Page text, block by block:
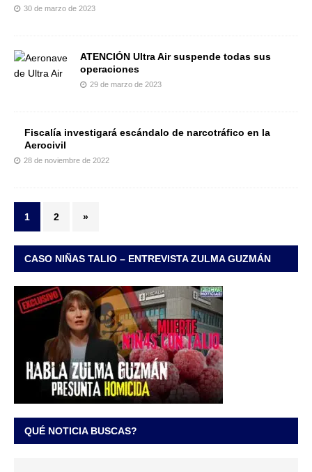
30 de marzo de 2023
ATENCIÓN Ultra Air suspende todas sus
operaciones
29 de marzo de 2023
Fiscalía investigará escándalo de narcotráfico en la
Aerocivil
28 de noviembre de 2022
1 2 »
CASO NIÑAS TALIO – ENTREVISTA ZULMA GUZMÁN
QUÉ NOTICIA BUSCAS?